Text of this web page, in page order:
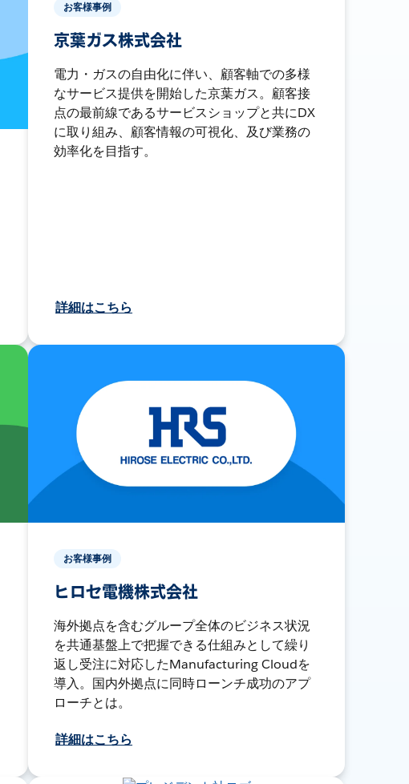
お客様事例
京葉ガス株式会社
電力・ガスの自由化に伴い、顧客軸での多様
なサービス提供を開始した京葉ガス。顧客接
点の最前線であるサービスショップと共にDX
に取り組み、顧客情報の可視化、及び業務の
効率化を目指す。
詳細はこちら
お客様事例
ヒロセ電機株式会社
海外拠点を含むグループ全体のビジネス状況
を共通基盤上で把握できる仕組みとして繰り
返し受注に対応したManufacturing Cloudを
導入。国内外拠点に同時ローンチ成功のアプ
ローチとは。
詳細はこちら